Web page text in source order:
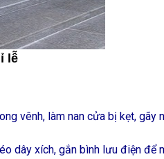
lễ
vênh, làm nan cửa bị kẹt, gãy
dây xích, gắn bình lưu điện để